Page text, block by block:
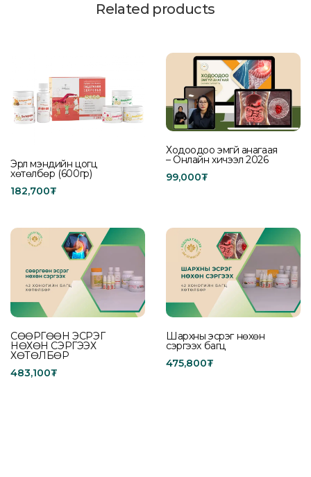
Related products
Эрүүл мэндийн цогц
хөтөлбөр (600гр)
182,700₮
Ходоодоо эмгүй анагаая
– Онлайн хичээл 2026
99,000₮
СӨӨРГӨӨН ЭСРЭГ
НӨХӨН СЭРГЭЭХ
ХӨТӨЛБӨР
483,100₮
Шархны эсрэг нөхөн
сэргээх багц
475,800₮